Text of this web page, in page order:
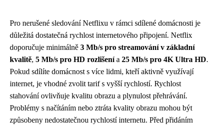
Pro nerušené sledování Netflixu v rámci sdílené domácnosti je
důležitá dostatečná rychlost internetového připojení. Netflix
doporučuje minimálně 3 Mb/s pro streamování v základní
kvalitě, 5 Mb/s pro HD rozlišenía 25 Mb/s pro 4K Ultra HD.
Pokud sdílíte domácnost s více lidmi, kteří aktivně využívají
internet, je vhodné zvolit tarif s vyšší rychlostí. Rychlost
stahování ovlivňuje kvalitu obrazu a plynulost přehrávání.
Problémy s načítáním nebo ztráta kvality obrazu mohou být
způsobeny nedostatečnou rychlostí internetu. Před přidáním